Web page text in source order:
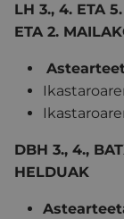
LH 3., 4. ETA
ETA 2.
DBH 3., 4.,
HELDUAK